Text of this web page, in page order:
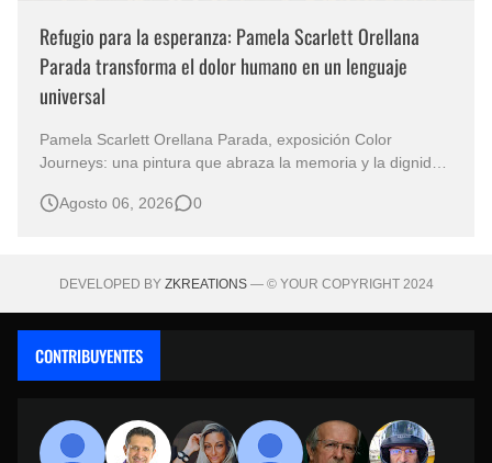
Refugio para la esperanza: Pamela Scarlett Orellana
Parada transforma el dolor humano en un lenguaje
universal
Pamela Scarlett Orellana Parada, exposición Color
Journeys: una pintura que abraza la memoria y la dignidad
obras no necesitan levantar la voz para permanecer en la
Agosto 06, 2026 0
DEVELOPED BY ZKREATIONS— © YOUR COPYRIGHT 2024
CONTRIBUYENTES